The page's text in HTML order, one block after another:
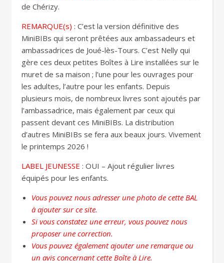
de Chérizy.
REMARQUE(s) : C’est la version définitive des
MiniBIBs qui seront prêtées aux ambassadeurs et
ambassadrices de Joué-lès-Tours. C’est Nelly qui
gère ces deux petites Boîtes à Lire installées sur le
muret de sa maison ; l’une pour les ouvrages pour
les adultes, l’autre pour les enfants. Depuis
plusieurs mois, de nombreux livres sont ajoutés par
l’ambassadrice, mais également par ceux qui
passent devant ces MiniBIBs. La distribution
d’autres MiniBIBs se fera aux beaux jours. Vivement
le printemps 2026 !
LABEL JEUNESSE : OUI – Ajout régulier livres
équipés pour les enfants.
Vous pouvez nous adresser une photo de cette BAL
à ajouter sur ce site.
Si vous constatez une erreur, vous pouvez nous
proposer une correction.
Vous pouvez également ajouter une remarque ou
un avis concernant cette Boîte à Lire.